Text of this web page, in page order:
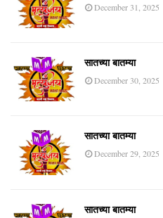
December 31, 2025
सातच्या बातम्या
December 30, 2025
सातच्या बातम्या
December 29, 2025
सातच्या बातम्या